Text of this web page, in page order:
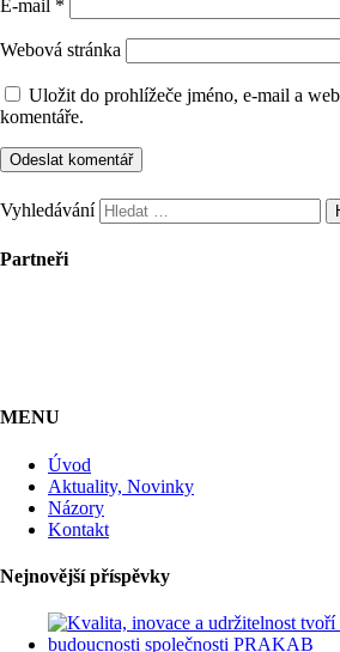
E-mail *
Webová stránka
Uložit do prohlížeče jméno, e-mail a
komentáře.
Vyhledávání
Partneři
MENU
Úvod
Aktuality, Novinky
Názory
Kontakt
Nejnovější příspěvky